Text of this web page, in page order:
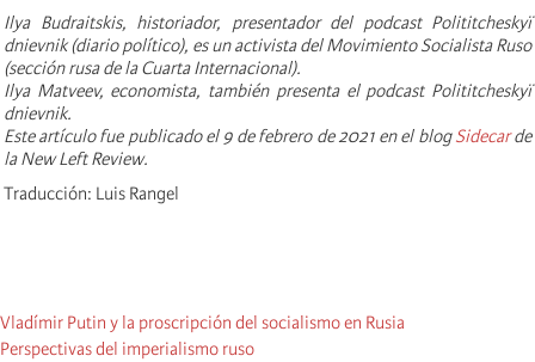
Ilya Budraitskis, historiador, presentador del podcast Polititcheskyï
dnievnik (diario político), es un activista del Movimiento Socialista Ruso
(sección rusa de la Cuarta Internacional).
Ilya Matveev, economista, también presenta el podcast Polititcheskyï
dnievnik.
Este artículo fue publicado el 9 de febrero de 2021 en el blogSidecarde
la New Left Review.
Traducción: Luis Rangel
Vladímir Putin y la proscripción del socialismo en Rusia
Perspectivas del imperialismo ruso